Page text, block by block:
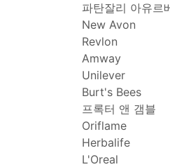
파탄잘리 아유르
New Avon
Revlon
Amway
Unilever
Burt's Bees
프록터 앤 갬블
Oriflame
Herbalife
L'Oreal